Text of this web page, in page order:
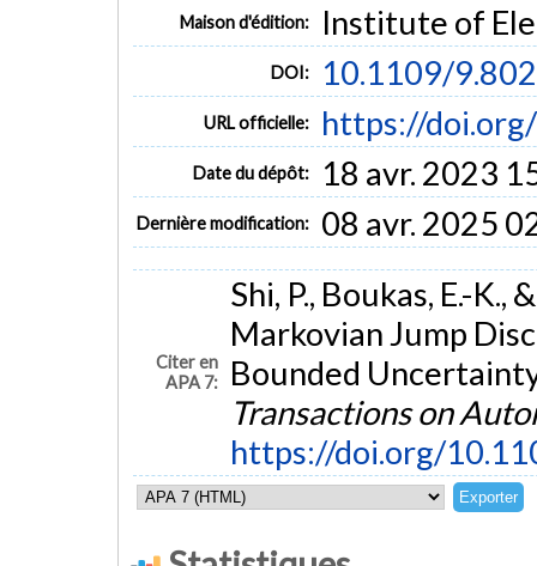
Maison d'édition: Institute of
DOI: 10.1109/
URL officielle: https://
Date du dépôt: 18 avr. 2023
Dernière modification: 08 avr. 2025
Citer en
APA 7:
Shi, P., Boukas, E.-
Markovian Jump
Bounded
Transactions on
https://doi.org/